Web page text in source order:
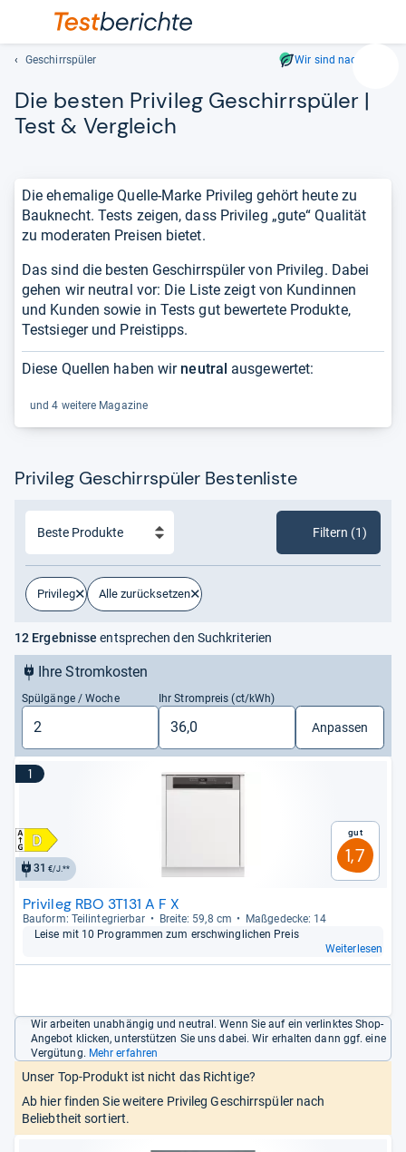
Geben
ein.
und
lassen
den
Geschirrspüler Wir sind nachhaltig
Die bes­ten Pri­vi­leg Geschirr­spü­ler |
Test & Ver­gleich
Die ehemalige Quelle-Marke Privileg gehört heute zu
Bauknecht. Tests zeigen, dass Privileg „gute“ Qualität
zu moderaten Preisen bietet.
Das sind die besten Geschirrspüler von Privileg. Dabei
gehen wir neutral vor: Die Liste zeigt von Kundinnen
und Kunden sowie in Tests gut bewertete Produkte,
Testsieger und Preistipps.
Diese Quellen haben wir neutral ausgewertet:
und 4 weitere Magazine
Privileg Geschirrspüler Bestenliste
Privileg Alle zurücksetzen
Filtern (1)
12 Ergebnisse entsprechen den Suchkriterien
Ihre Stromkosten
Spülgänge / Woche Ihr Strompreis (ct/kWh)
Anpassen
1
31 €/J.**
Gut
1,7
Privileg RBO 3T131 A F X
Bau­form: Teilin­te­grier­bar Breite: 59,8 cm
Maß­ge­de­cke: 14
Leise mit 10 Pro­gram­men zum erschwing­li­chen Preis
Weiterlesen
Wir arbeiten unabhängig und neutral. Wenn Sie auf ein verlinktes Shop-
Angebot klicken, unterstützen Sie uns dabei. Wir erhalten dann ggf. eine
Vergütung. Mehr erfahren
Unser Top-Produkt ist nicht das Richtige?
Ab hier finden Sie weitere Privileg Geschirrspüler nach
Beliebtheit sortiert.